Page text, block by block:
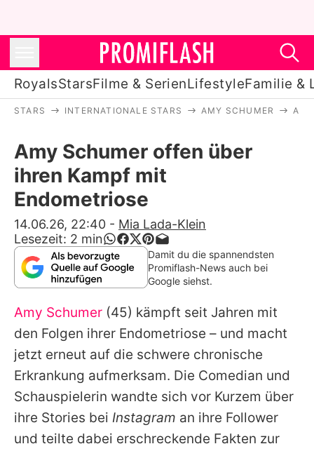
RoyalsStarsFilme & SerienLifestyleFamilie &
Stars
Filme & Serien
Lifestyle
Familie & Liebe
Promiflash Exklusiv
Alle Themen auf Promiflash
Jobs
App runterladen
Team
Redaktionelle Richtlinien
STARS INTERNATIONALE STARS AMY SCHUMER
Amy Schumer offen über
ihren Kampf mit
Endometriose
14.06.26, 22:40 - Mia Lada-Klein
Lesezeit: 2 min
Damit du die spannendsten
Promiflash-News auch bei
Google siehst.
Amy Schumer (45) kämpft seit Jahren mit
den Folgen ihrer Endometriose – und macht
jetzt erneut auf die schwere chronische
Erkrankung aufmerksam. Die Comedian und
Schauspielerin wandte sich vor Kurzem über
ihre Stories bei Instagram an ihre Follower
und teilte dabei erschreckende Fakten zur